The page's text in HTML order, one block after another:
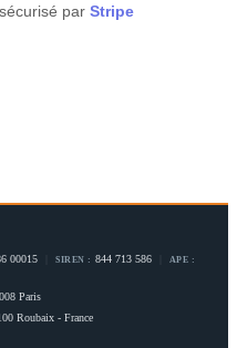
par Stripe
00015 SIREN : 844 713 586 APE :
Paris
Roubaix - France